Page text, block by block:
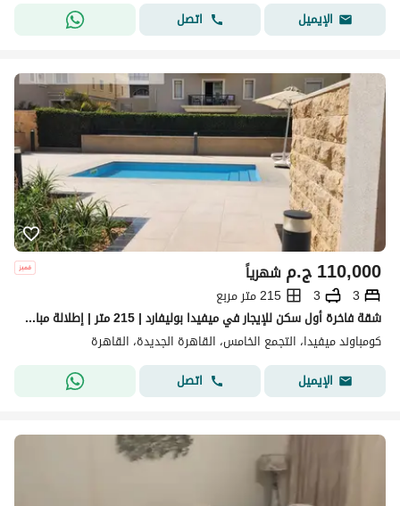
الإيميل
اتصل
ج.م110,000 شهرياً
3
3
215 متر مربع
شقة فاخرة أول سكن للإيجار في ميفيدا بوليفارد | 215 متر | إطلالة مباشرة على البحيرة والنافورة | القاهرة الجديدة mivida new cairo
كومباوند ميفيدا، التجمع الخامس، القاهرة الجديدة، القاهرة
الإيميل
اتصل